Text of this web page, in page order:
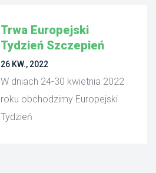
Trwa Europejski
Tydzień Szczepień
26 KW., 2022
W dniach 24-30 kwietnia 2022
roku obchodzimy Europejski
Tydzień